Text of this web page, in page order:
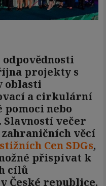
odpovědnosti
projekty s
oblasti
a cirkulární
nebo
Slavností večer
věcí
Cen SDGs,
přispívat k
cílů
České republice.